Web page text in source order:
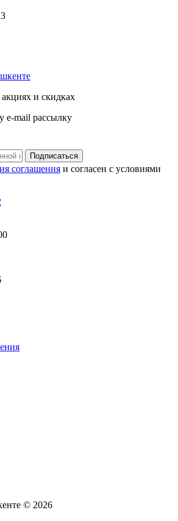
3
и скидках
e-mail рассылку
Подписаться
соглашения и согласен с условиями
© 2026